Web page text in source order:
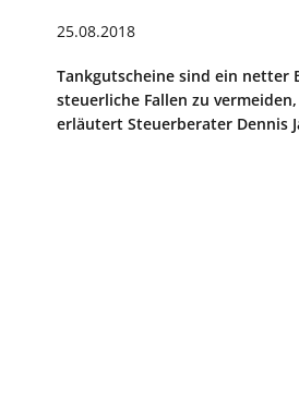
25.08.2018
Tankgutscheine sind ein netter
steuerliche Fallen zu
erläutert Steuerberater Dennis